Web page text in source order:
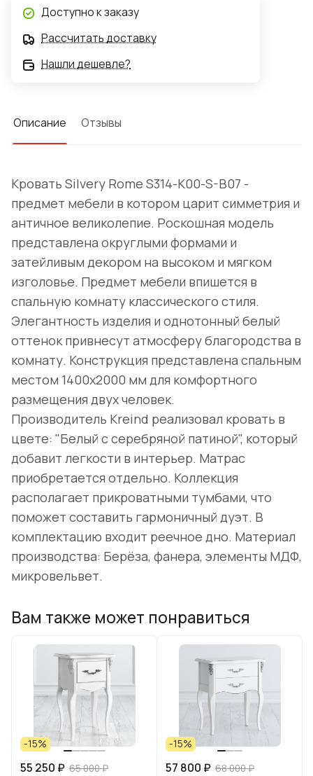
Доступно к заказу
Рассчитать доставку
Нашли дешевле?
Описание Отзывы
Кровать Silvery Rome S314-K00-S-B07 -
предмет мебели в котором царит симметрия и
античное великолепие. Роскошная модель
представлена округлыми формами и
затейливым декором на высоком и мягком
изголовье. Предмет мебели впишется в
спальную комнату классического стиля.
Элегантность изделия и однотонный белый
оттенок привнесут атмосферу благородства в
комнату. Конструкция представлена спальным
местом 1400х2000 мм для комфортного
размещения двух человек.
Производитель Kreind реализовал кровать в
цвете: "Белый с серебряной патиной", который
добавит легкости в интерьер. Матрас
приобретается отдельно. Коллекция
располагает прикроватными тумбами, что
поможет составить гармоничный дуэт. В
комплектацию входит реечное дно. Материал
производства: Берёза, фанера, элементы МДФ,
микровельвет.
Вам также может понравиться
-15%
55 250 ₽ 65 000 ₽
-15%
57 800 ₽ 68 000 ₽